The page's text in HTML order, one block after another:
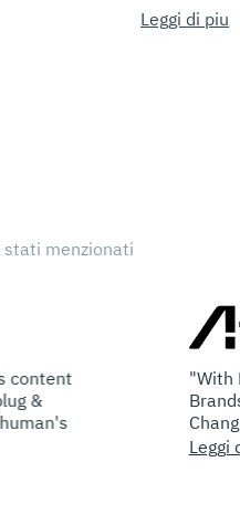
Leggi di piu
stati menzionati
content
&
"With
Leggi